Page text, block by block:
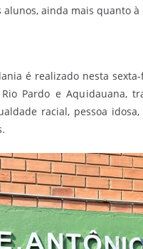
ainda mais quanto à
é realizado nesta
Pardo e Aquidauana,
racial, pessoa